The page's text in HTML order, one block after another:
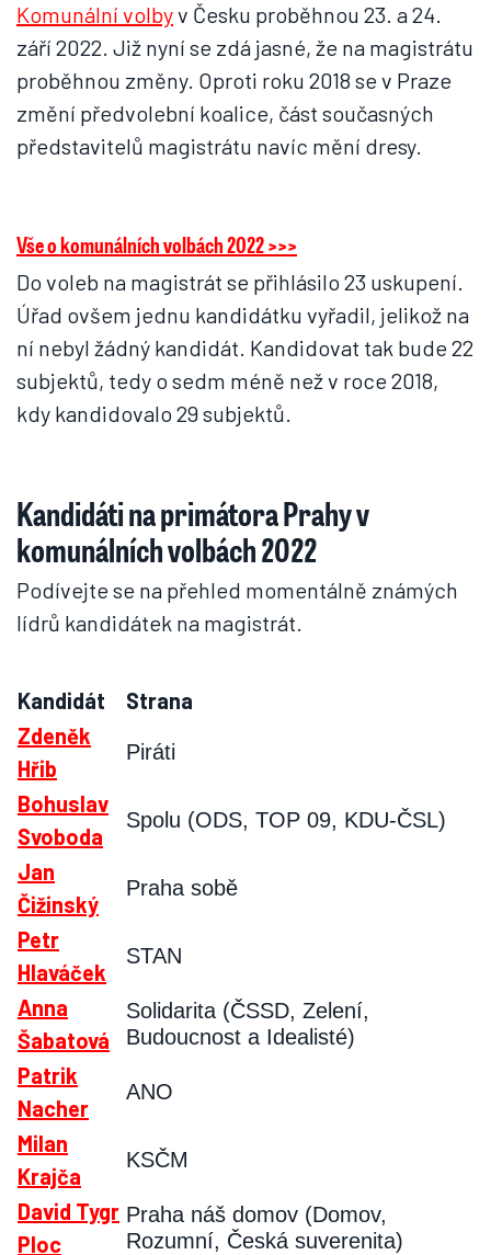
Komunální volbyv Česku proběhnou 23. a 24.
září 2022. Již nyní se zdá jasné, že na magistrátu
proběhnou změny. Oproti roku 2018 se v Praze
změní předvolební koalice, část současných
představitelů magistrátu navíc mění dresy.
Vše o komunálních volbách 2022 >>>
Do voleb na magistrát se přihlásilo 23 uskupení.
Úřad ovšem jednu kandidátku vyřadil, jelikož na
ní nebyl žádný kandidát. Kandidovat tak bude 22
subjektů, tedy o sedm méně než v roce 2018,
kdy kandidovalo 29 subjektů.
Kandidáti na primátora Prahy v
komunálních volbách 2022
Podívejte se na přehled momentálně známých
lídrů kandidátek na magistrát.
Kandidát
Strana
Zdeněk
Hřib
Piráti
Bohuslav
Svoboda
Spolu (ODS, TOP 09, KDU-ČSL)
Jan
Čižinský
Praha sobě
Petr
Hlaváček
STAN
Anna
Šabatová
Solidarita (ČSSD, Zelení,
Budoucnost a Idealisté)
Patrik
Nacher
ANO
Milan
Krajča
KSČM
David Tygr
Ploc
Praha náš domov (Domov,
Rozumní, Česká suverenita)